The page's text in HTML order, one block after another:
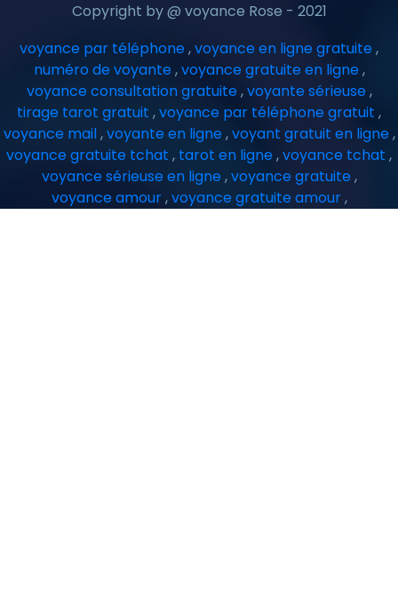
Copyright by @ voyance Rose - 2021
voyance par téléphone,voyance en ligne gratuite,
numéro de voyante,voyance gratuite en ligne,
voyance consultation gratuite,voyante sérieuse,
tirage tarot gratuit ,voyance par téléphone gratuit ,
voyance mail,voyante en ligne,voyant gratuit en ligne,
voyance gratuite tchat , tarot en ligne,voyance tchat ,
voyance sérieuse en ligne ,voyance gratuite ,
voyance amour,voyance gratuite amour,